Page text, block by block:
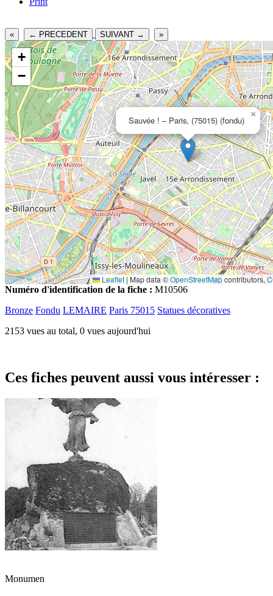
« ← PRECEDENT SUIVANT → »
Sauvée ! – Paris, (75015) (fondu)
×
+
−
Leaflet |Map data ©OpenStreetMapcontributors,
Numéro d'identification de la fiche : M10506
Bronze Fondu LEMAIRE Paris 75015 Statues décoratives
2153 vues au total, 0 vues aujourd'hui
Ces fiches peuvent aussi vous intéresser :
Monumen